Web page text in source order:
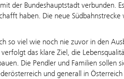
der Bundeshauptstadt verbunden.
haben. Die neue
so viel wie noch nie zuvor in den
das klare Ziel, die
Die Pendler und Familien sollen
und generall in